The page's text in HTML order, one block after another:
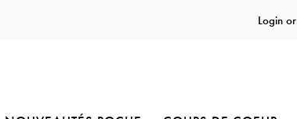
Login or